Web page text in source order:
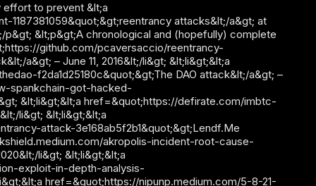
effort to prevent &lt;a
attacks&lt;/a&gt; at
&lt;p&gt;A chronological and (hopefully) complete
github.com/pcaversaccio/reentrancy-
a&gt; – June 11, 2016&lt;/li&gt; &lt;li&gt;&lt;a
f2da1d25180c&quot;&gt;The DAO attack&lt;/a&gt; –
spankchain-got-hacked-
&lt;li&gt;&lt;a href=&quot;https://defirate.com/imbtc-
li&gt; &lt;li&gt;&lt;a
attack-3e168ab5f2b1&quot;&gt;Lendf.Me
akropolis-incident-root-cause-
li&gt; &lt;li&gt;&lt;a
exploit-in-depth-analysis-
href=&quot;https://nipunp.medium.com/5-8-21-